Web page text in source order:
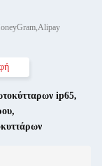
ip65,
,